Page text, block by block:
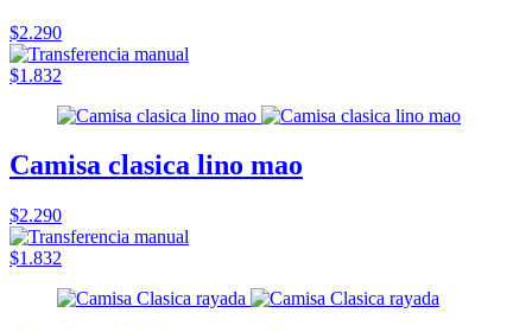
$2.290
$1.832
Camisa clasica lino mao
$2.290
$1.832